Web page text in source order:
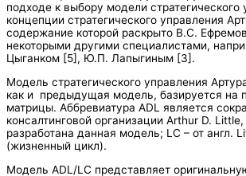
подходе к выбору модели
концепции стратегического управления
содержание которой раскрыто В.С.
некоторыми другими специалистами,
Цыганком [5], Ю.П. Лапыгиным [3].
Модель стратегического управления
как и предыдущая модель, базируется на
матрицы. Аббревиатура ADL является
консалтинговой организации Arthur D.
разработана данная модель; LC – от англ.
(жизненный цикл).
Модель ADL/LC представляет